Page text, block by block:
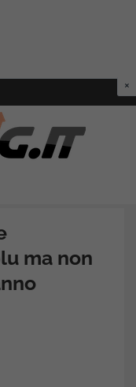
ma non